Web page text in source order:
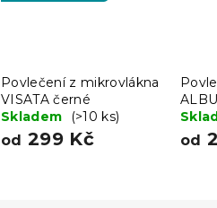
Povlečení z mikrovlákna
VISATA černé
Skladem
(>10 ks)
od 299 Kč od